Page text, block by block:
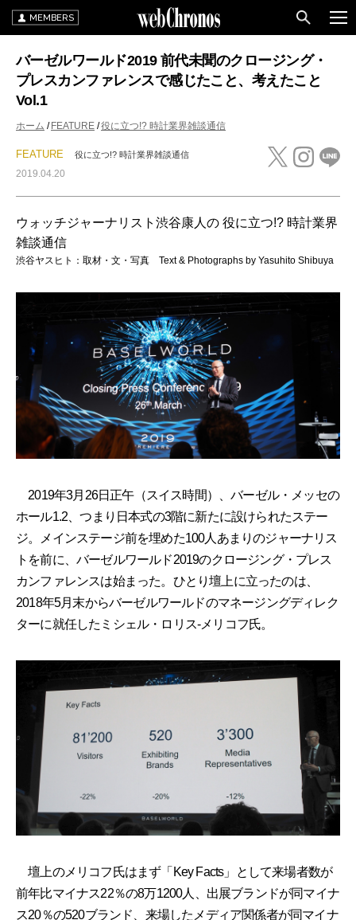
MEMBERS
バーゼルワールド2019 前代未聞のクロージング・
プレスカンファレンスで感じたこと、考えたこと
Vol.1
ホーム FEATURE 役に立つ!? 時計業界雑談通信
FEATURE 役に立つ!? 時計業界雑談通信
2019.04.20
ウォッチジャーナリスト渋谷康人の 役に立つ!? 時計業界
雑談通信
渋谷ヤスヒト：取材・文・写真 Text & Photographs by Yasuhito Shibuya
2019年3月26日正午（スイス時間）、バーゼル・メッセの
ホール1.2、つまり日本式の3階に新たに設けられたステー
ジ。メインステージ前を埋めた100人あまりのジャーナリス
トを前に、バーゼルワールド2019のクロージング・プレス
カンファレンスは始まった。ひとり壇上に立ったのは、
2018年5月末からバーゼルワールドのマネージングディレク
ターに就任したミシェル・ロリス-メリコフ氏。
壇上のメリコフ氏はまず「Key Facts」として来場者数が
前年比マイナス22％の8万1200人、出展ブランドが同マイナ
ス20％の520ブランド、来場したメディア関係者が同マイナ